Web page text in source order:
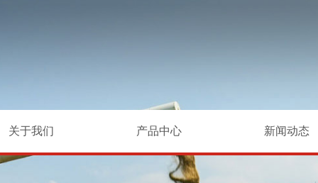
关于我们 产品中心 新闻动态